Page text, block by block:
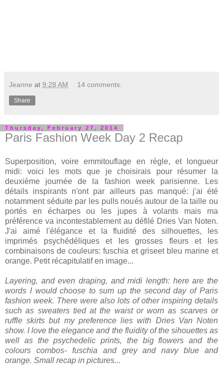
Jeanne at 9:28 AM 14 comments:
Share
Thursday, February 27, 2014
Paris Fashion Week Day 2 Recap
Superposition, voire emmitouflage en règle, et longueur
midi: voici les mots que je choisirais pour résumer la
deuxième journée de la fashion week parisienne. Les
détails inspirants n'ont par ailleurs pas manqué: j'ai été
notamment séduite par les pulls noués autour de la taille ou
portés en écharpes ou les jupes à volants mais ma
préférence va incontestablement au défilé Dries Van Noten.
J'ai aimé l'élégance et la fluidité des silhouettes, les
imprimés psychédéliques et les grosses fleurs et les
combinaisons de couleurs: fuschia et griseet bleu marine et
orange. Petit récapitulatif en image...
Layering, and even draping, and midi length: here are the
words I would choose to sum up the second day of Paris
fashion week. There were also lots of other inspiring details
such as sweaters tied at the waist or worn as scarves or
ruffle skirts but my preference lies with Dries Van Noten
show. I love the elegance and the fluidity of the sihouettes as
well as the psychedelic prints, the big flowers and the
colours combos- fuschia and grey and navy blue and
orange. Small recap in pictures...